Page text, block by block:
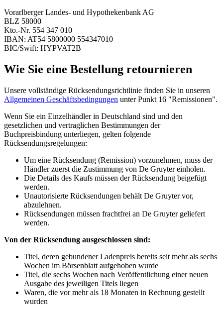
Vorarlberger Landes- und Hypothekenbank AG
BLZ 58000
Kto.-Nr. 554 347 010
IBAN: AT54 5800000 554347010
BIC/Swift: HYPVAT2B
Wie Sie eine Bestellung retournieren
Unsere vollständige Rücksendungsrichtlinie finden Sie in unseren
Allgemeinen Geschäftsbedingungen unter Punkt 16 "Remissionen".
Wenn Sie ein Einzelhändler in Deutschland sind und den
gesetzlichen und vertraglichen Bestimmungen der
Buchpreisbindung unterliegen, gelten folgende
Rücksendungsregelungen:
Um eine Rücksendung (Remission) vorzunehmen, muss der
Händler zuerst die Zustimmung von De Gruyter einholen.
Die Details des Kaufs müssen der Rücksendung beigefügt
werden.
Unautorisierte Rücksendungen behält De Gruyter vor,
abzulehnen.
Rücksendungen müssen frachtfrei an De Gruyter geliefert
werden.
Von der Rücksendung ausgeschlossen sind:
Titel, deren gebundener Ladenpreis bereits seit mehr als sechs
Wochen im Börsenblatt aufgehoben wurde
Titel, die sechs Wochen nach Veröffentlichung einer neuen
Ausgabe des jeweiligen Titels liegen
Waren, die vor mehr als 18 Monaten in Rechnung gestellt
wurden